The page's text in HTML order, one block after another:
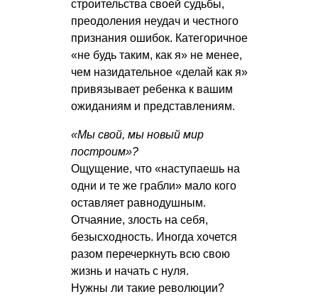
строительства своей судьбы,
преодоления неудач и честного
признания ошибок. Категоричное
«не будь таким, как я» не менее,
чем назидательное «делай как я»
привязывает ребенка к вашим
ожиданиям и представлениям.
«Мы свой, мы новый мир
построим»?
Ощущение, что «наступаешь на
одни и те же грабли» мало кого
оставляет равнодушным.
Отчаяние, злость на себя,
безысходность. Иногда хочется
разом перечеркнуть всю свою
жизнь и начать с нуля.
Нужны ли такие революции?